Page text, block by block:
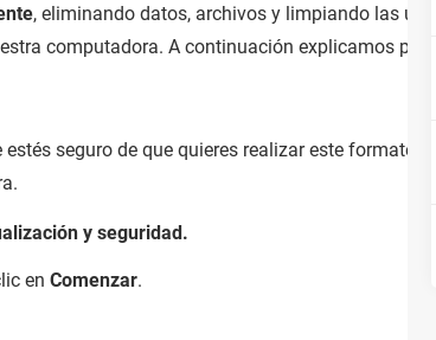
, eliminando datos, archivos y limpiando las
computadora. A continuación explicamos
seguro de que quieres realizar este formateo
y seguridad.
en Comenzar.